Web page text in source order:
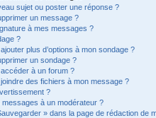
sujet ou poster une réponse ?
un message ?
à mes messages ?
?
plus d’options à mon sondage ?
un sondage ?
à un forum ?
des fichiers à mon message ?
?
à un modérateur ?
» dans la page de rédaction de